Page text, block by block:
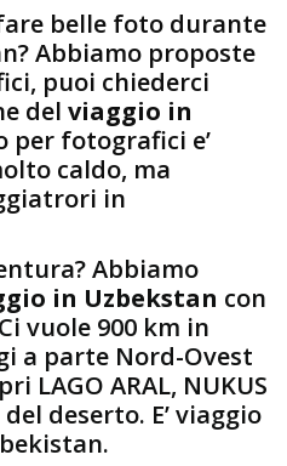
belle foto durante
Abbiamo proposte
puoi chiederci
del viaggio in
per fotografici e’
caldo, ma
in
Abbiamo
in Uzbekstan con
vuole 900 km in
a parte Nord-Ovest
LAGO ARAL, NUKUS
deserto. E’ viaggio